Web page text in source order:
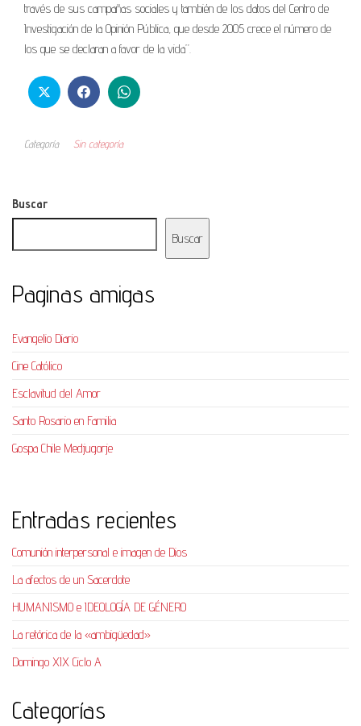
través de sus campañas sociales y también de los datos del Centro de
Investigación de la Opinión Pública, que desde 2005 crece el número de
los que se declaran a favor de la vida”.
Categoría Sin categoría
Buscar
Buscar
Paginas amigas
Evangelio Diario
Cine Católico
Esclavitud del Amor
Santo Rosario en Familia
Gospa Chile Medjugorje
Entradas recientes
Comunión interpersonal e imagen de Dios
La afectos de un Sacerdote
HUMANISMO e IDEOLOGÍA DE GÉNERO
La retórica de la «ambigüedad»
Domingo XIX Ciclo A
Categorías